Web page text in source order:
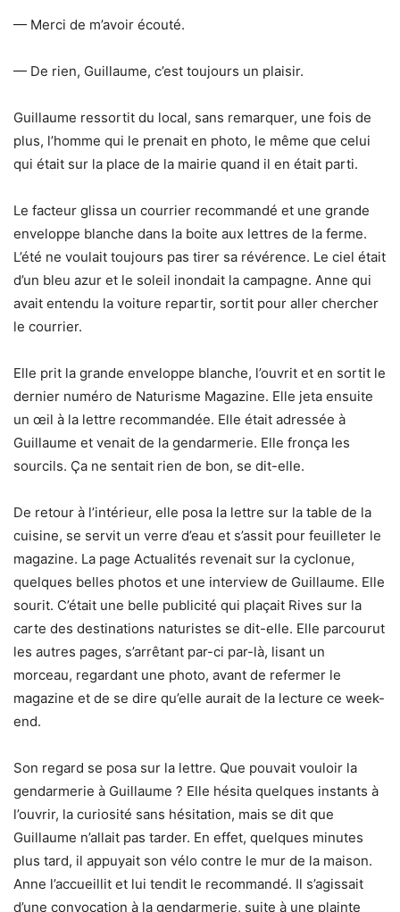
— Merci de m’avoir écouté.
— De rien, Guillaume, c’est toujours un plaisir.
Guillaume ressortit du local, sans remarquer, une fois de
plus, l’homme qui le prenait en photo, le même que celui
qui était sur la place de la mairie quand il en était parti.
Le facteur glissa un courrier recommandé et une grande
enveloppe blanche dans la boite aux lettres de la ferme.
L’été ne voulait toujours pas tirer sa révérence. Le ciel était
d’un bleu azur et le soleil inondait la campagne. Anne qui
avait entendu la voiture repartir, sortit pour aller chercher
le courrier.
Elle prit la grande enveloppe blanche, l’ouvrit et en sortit le
dernier numéro de Naturisme Magazine. Elle jeta ensuite
un œil à la lettre recommandée. Elle était adressée à
Guillaume et venait de la gendarmerie. Elle fronça les
sourcils. Ça ne sentait rien de bon, se dit-elle.
De retour à l’intérieur, elle posa la lettre sur la table de la
cuisine, se servit un verre d’eau et s’assit pour feuilleter le
magazine. La page Actualités revenait sur la cyclonue,
quelques belles photos et une interview de Guillaume. Elle
sourit. C’était une belle publicité qui plaçait Rives sur la
carte des destinations naturistes se dit-elle. Elle parcourut
les autres pages, s’arrêtant par-ci par-là, lisant un
morceau, regardant une photo, avant de refermer le
magazine et de se dire qu’elle aurait de la lecture ce week-
end.
Son regard se posa sur la lettre. Que pouvait vouloir la
gendarmerie à Guillaume ? Elle hésita quelques instants à
l’ouvrir, la curiosité sans hésitation, mais se dit que
Guillaume n’allait pas tarder. En effet, quelques minutes
plus tard, il appuyait son vélo contre le mur de la maison.
Anne l’accueillit et lui tendit le recommandé. Il s’agissait
d’une convocation à la gendarmerie, suite à une plainte